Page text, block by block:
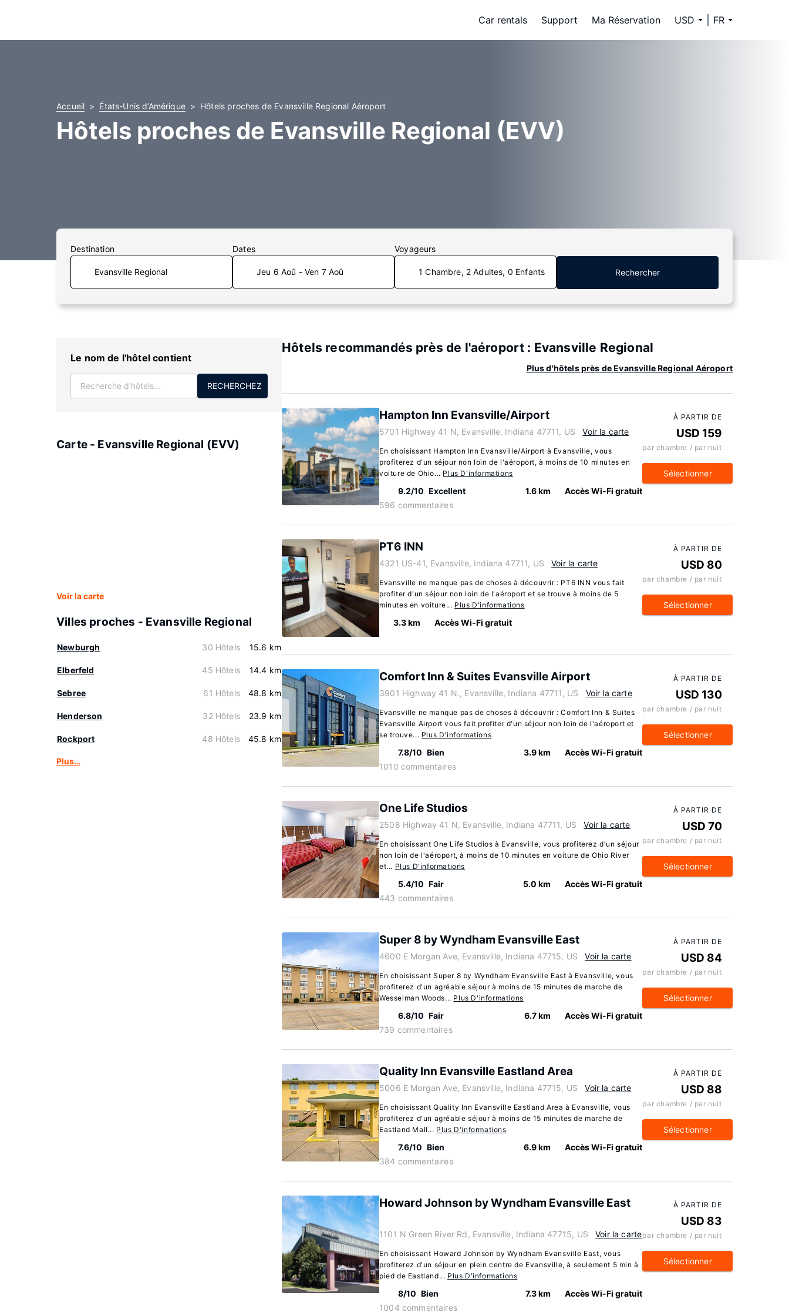
Car rentals Support Ma Réservation USD FR
Accueil États-Unis d’Amérique Hôtels proches de Evansville Regional Aéroport
Hôtels proches de Evansville Regional (EVV)
Destination Dates
Jeu 6 Aoû - Ven 7 Aoû
Voyageurs
1 Chambre, 2 Adultes, 0 Enfants Rechercher
Le nom de l'hôtel contient
RECHERCHEZ
Carte - Evansville Regional (EVV)
Voir la carte
Villes proches - Evansville Regional
Newburgh 30 Hôtels 15.6 km
Elberfeld 45 Hôtels 14.4 km
Sebree 61 Hôtels 48.8 km
Henderson 32 Hôtels 23.9 km
Rockport 48 Hôtels 45.8 km
Plus…
Hôtels recommandés près de l'aéroport : Evansville Regional
Plus d'hôtels près de Evansville Regional Aéroport
Hampton Inn Evansville/Airport
5701 Highway 41 N, Evansville, Indiana 47711, US Voir la carte
En choisissant Hampton Inn Evansville/Airport à Evansville, vous
profiterez d'un séjour non loin de l'aéroport, à moins de 10 minutes en
voiture de Ohio... Plus D'informations
9.2/10 Excellent
596 commentaires
1.6 km Accès Wi-Fi gratuit
À PARTIR DE
USD 159
par chambre / par nuit
Sélectionner
PT6 INN
4321 US-41, Evansville, Indiana 47711, US Voir la carte
Evansville ne manque pas de choses à découvrir : PT6 INN vous fait
profiter d'un séjour non loin de l'aéroport et se trouve à moins de 5
minutes en voiture... Plus D'informations
3.3 km Accès Wi-Fi gratuit
À PARTIR DE
USD 80
par chambre / par nuit
Sélectionner
Comfort Inn & Suites Evansville Airport
3901 Highway 41 N., Evansville, Indiana 47711, US Voir la carte
Evansville ne manque pas de choses à découvrir : Comfort Inn & Suites
Evansville Airport vous fait profiter d'un séjour non loin de l'aéroport et
se trouve... Plus D'informations
7.8/10 Bien
1010 commentaires
3.9 km Accès Wi-Fi gratuit
À PARTIR DE
USD 130
par chambre / par nuit
Sélectionner
One Life Studios
2508 Highway 41 N, Evansville, Indiana 47711, US Voir la carte
En choisissant One Life Studios à Evansville, vous profiterez d'un séjour
non loin de l'aéroport, à moins de 10 minutes en voiture de Ohio River
et... Plus D'informations
5.4/10 Fair
443 commentaires
5.0 km Accès Wi-Fi gratuit
À PARTIR DE
USD 70
par chambre / par nuit
Sélectionner
Super 8 by Wyndham Evansville East
4600 E Morgan Ave, Evansville, Indiana 47715, US Voir la carte
En choisissant Super 8 by Wyndham Evansville East à Evansville, vous
profiterez d'un agréable séjour à moins de 15 minutes de marche de
Wesselman Woods... Plus D'informations
6.8/10 Fair
739 commentaires
6.7 km Accès Wi-Fi gratuit
À PARTIR DE
USD 84
par chambre / par nuit
Sélectionner
Quality Inn Evansville Eastland Area
5006 E Morgan Ave, Evansville, Indiana 47715, US Voir la carte
En choisissant Quality Inn Evansville Eastland Area à Evansville, vous
profiterez d'un agréable séjour à moins de 15 minutes de marche de
Eastland Mall... Plus D'informations
7.6/10 Bien
384 commentaires
6.9 km Accès Wi-Fi gratuit
À PARTIR DE
USD 88
par chambre / par nuit
Sélectionner
Howard Johnson by Wyndham Evansville East
1101 N Green River Rd, Evansville, Indiana 47715, US Voir la carte
En choisissant Howard Johnson by Wyndham Evansville East, vous
profiterez d'un séjour en plein centre de Evansville, à seulement 5 min à
pied de Eastland... Plus D'informations
8/10 Bien
1004 commentaires
7.3 km Accès Wi-Fi gratuit
À PARTIR DE
USD 83
par chambre / par nuit
Sélectionner